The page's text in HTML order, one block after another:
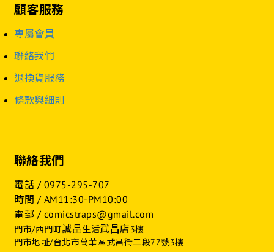
顧客服務
專屬會員
聯絡我們
退換貨服務
條款與細則
聯絡我們
電話 / 0975-295-707
時間 / AM11:30-PM10:00
電郵 / comicstraps@gmail.com
門市/西門町誠品生活武昌店3樓
門市地址/台北市萬華區武昌街二段77號3樓